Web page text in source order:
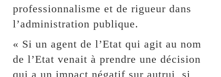
professionnalisme et de rigueur dans
l’administration publique.
« Si un agent de l’Etat qui agit au nom
de l’Etat venait à prendre une décision
qui a un impact négatif sur autrui, si